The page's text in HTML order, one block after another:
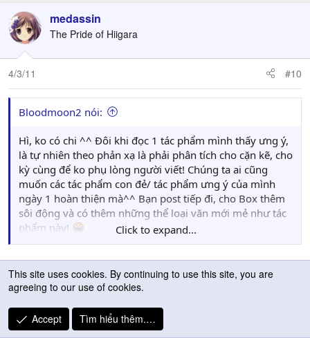
medassin
The Pride of Hiigara
4/3/11 #10
Bloodmoon2 nói:
Hì, ko có chi ^^ Đôi khi đọc 1 tác phẩm mình thấy ưng ý,
là tự nhiên theo phản xạ là phải phân tích cho cặn kẽ, cho
kỳ cùng để ko phụ lòng người viết! Chúng ta ai cũng
muốn các tác phẩm con đẻ/ tác phẩm ưng ý của mình
ngày 1 hoàn thiện mà^^ Bạn post tiếp đi, cho Box thêm
sôi động và có thêm những thể loại văn mới mẻ như tác
phẩm này!
hay đó bạn! phát huy đi nào
Click to expand...
Sau ta thấy lời lẻ mi giàu cảm xúc vậy mà avatar chẳng
hợp tí nào
Med thấy truyện rất hay. Med sẽ note vào mục truyện
ngắn
This site uses cookies. By continuing to use this site, you are
agreeing to our use of cookies.
Accept Tìm hiểu thêm.…